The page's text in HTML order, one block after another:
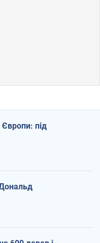
під
Дональд